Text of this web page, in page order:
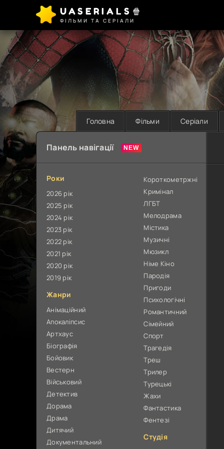
UASERIALS🍿
ФІЛЬМИ ТА СЕРІАЛИ
Головна Фільми Серіали
Панель навігації
Роки
2026 рік
2025 рік
2024 рік
2023 рік
2022 рік
2021 рік
2020 рік
2019 рік
Жанри
Анімаційний
Апокаліпсис
Артхаус
Біографія
Бойовик
Вестерн
Військовий
Детектив
Дорама
Драма
Дитячий
Документальний
Короткометржні
Кримінал
ЛГБТ
Мелодрама
Містика
Музичні
Мюзикл
Німе Кіно
Пародія
Пригоди
Психологічні
Романтичний
Сімейний
Спорт
Трагедія
Треш
Трилер
Турецькі
Жахи
Фантастика
Фентезі
Студія